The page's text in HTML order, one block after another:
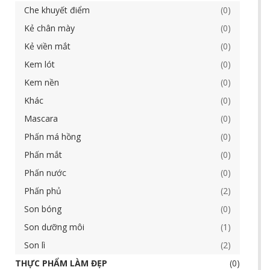
Che khuyết điểm
0
Kẻ chân mày
0
Kẻ viền mắt
0
Kem lót
0
Kem nền
0
Khác
0
Mascara
0
Phấn má hồng
0
Phấn mắt
0
Phấn nước
0
Phấn phủ
2
Son bóng
0
Son dưỡng môi
1
Son lì
2
THỰC PHẨM LÀM ĐẸP
0